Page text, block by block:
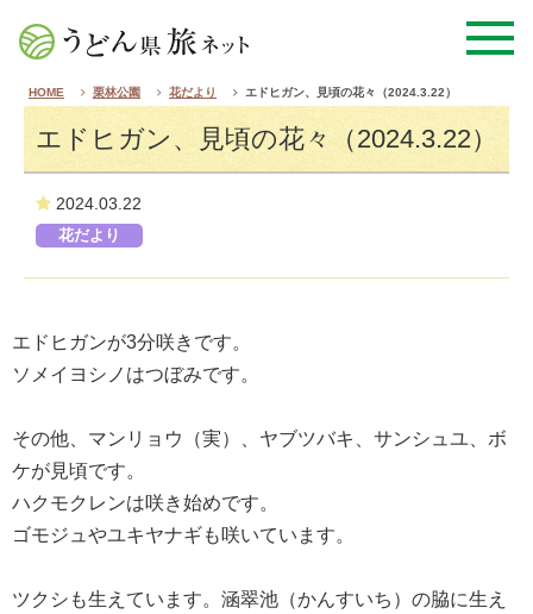
HOME 栗林公園 花だより エドヒガン、見頃の花々（2024.3.22）
エドヒガン、見頃の花々（2024.3.22）
2024.03.22
花だより
エドヒガンが3分咲きです。
ソメイヨシノはつぼみです。
その他、マンリョウ（実）、ヤブツバキ、 サンシュユ、ボ
ケが見頃です。
ハクモクレンは咲き始めです。
ゴモジュやユキヤナギも咲いています。
ツクシも生えています。涵翠池（かんすいち）の脇に生え